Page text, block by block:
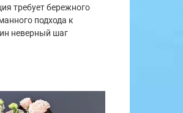
требует бережного
подхода к
неверный шаг